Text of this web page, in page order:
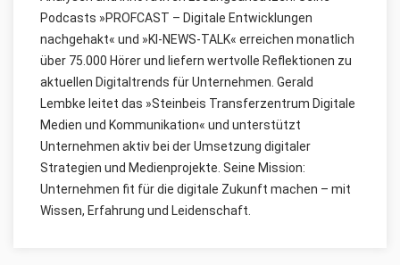
Podcasts »PROFCAST – Digitale Entwicklungen
nachgehakt« und »KI-NEWS-TALK« erreichen monatlich
über 75.000 Hörer und liefern wertvolle Reflektionen zu
aktuellen Digitaltrends für Unternehmen. Gerald
Lembke leitet das »Steinbeis Transferzentrum Digitale
Medien und Kommunikation« und unterstützt
Unternehmen aktiv bei der Umsetzung digitaler
Strategien und Medienprojekte. Seine Mission:
Unternehmen fit für die digitale Zukunft machen – mit
Wissen, Erfahrung und Leidenschaft.